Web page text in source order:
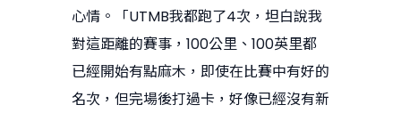
心情。「UTMB我都跑了4次，坦白說我
對這距離的賽事，100公里、100英里都
已經開始有點麻木，即使在比賽中有好的
名次，但完場後打過卡，好像已經沒有新